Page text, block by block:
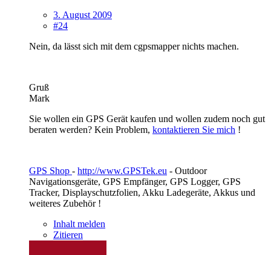
3. August 2009
#24
Nein, da lässt sich mit dem cgpsmapper nichts machen.
Gruß
Mark
Sie wollen ein GPS Gerät kaufen und wollen zudem noch gut
beraten werden? Kein Problem, kontaktieren Sie mich !
GPS Shop - http://www.GPSTek.eu - Outdoor
Navigationsgeräte, GPS Empfänger, GPS Logger, GPS
Tracker, Displayschutzfolien, Akku Ladegeräte, Akkus und
weiteres Zubehör !
Inhalt melden
Zitieren